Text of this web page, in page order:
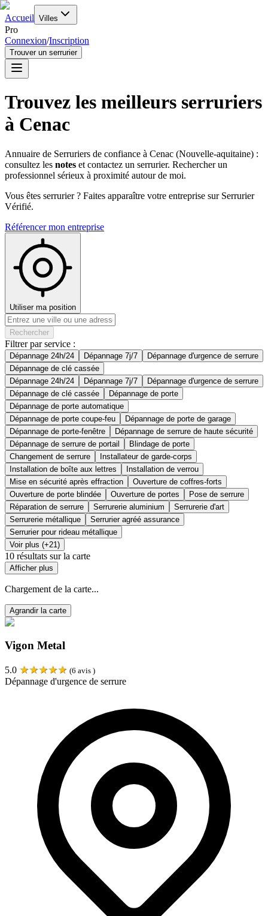
Accueil Villes
Pro
Connexion/Inscription
Trouver un serrurier
Trouvez les meilleurs serruriers
à Cenac
Annuaire de Serruriers de confiance à Cenac (Nouvelle-aquitaine) :
consultez les notes et contactez un serrurier. Rechercher un
professionnel sérieux à proximité autour de moi.
Vous êtes serrurier ? Faites apparaître votre entreprise sur Serrurier
Vérifié.
Référencer mon entreprise
Utiliser ma position
Rechercher
Filtrer par service :
Dépannage 24h/24 Dépannage 7j/7
Dépannage d'urgence de serrure
Dépannage de clé cassée
Dépannage 24h/24
Dépannage 7j/7
Dépannage d'urgence de serrure
Dépannage de clé cassée
Dépannage de porte
Dépannage de porte automatique
Dépannage de porte coupe-feu
Dépannage de porte de garage
Dépannage de porte-fenêtre
Dépannage de serrure de haute sécurité
Dépannage de serrure de portail
Blindage de porte
Changement de serrure
Installateur de garde-corps
Installation de boîte aux lettres
Installation de verrou
Mise en sécurité après effraction
Ouverture de coffres-forts
Ouverture de porte blindée
Ouverture de portes
Pose de serrure
Réparation de serrure
Serrurerie aluminium
Serrurerie d'art
Serrurerie métallique
Serrurier agréé assurance
Serrurier pour rideau métallique
Voir plus (+21)
10 résultats sur la carte
Afficher plus
Chargement de la carte...
Agrandir la carte
Vigon Metal
5.0 ★★★★★ (6 avis )
Dépannage d'urgence de serrure